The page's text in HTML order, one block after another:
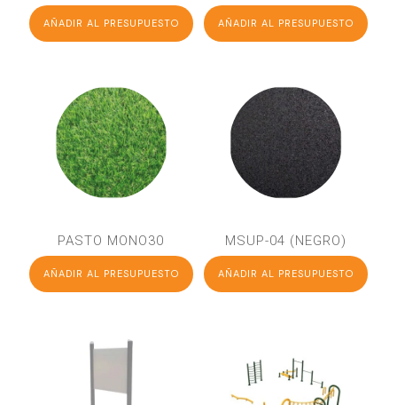
AÑADIR AL PRESUPUESTO AÑADIR AL PRESUPUESTO
PASTO MONO30
AÑADIR AL PRESUPUESTO
MSUP-04 (NEGRO)
AÑADIR AL PRESUPUESTO